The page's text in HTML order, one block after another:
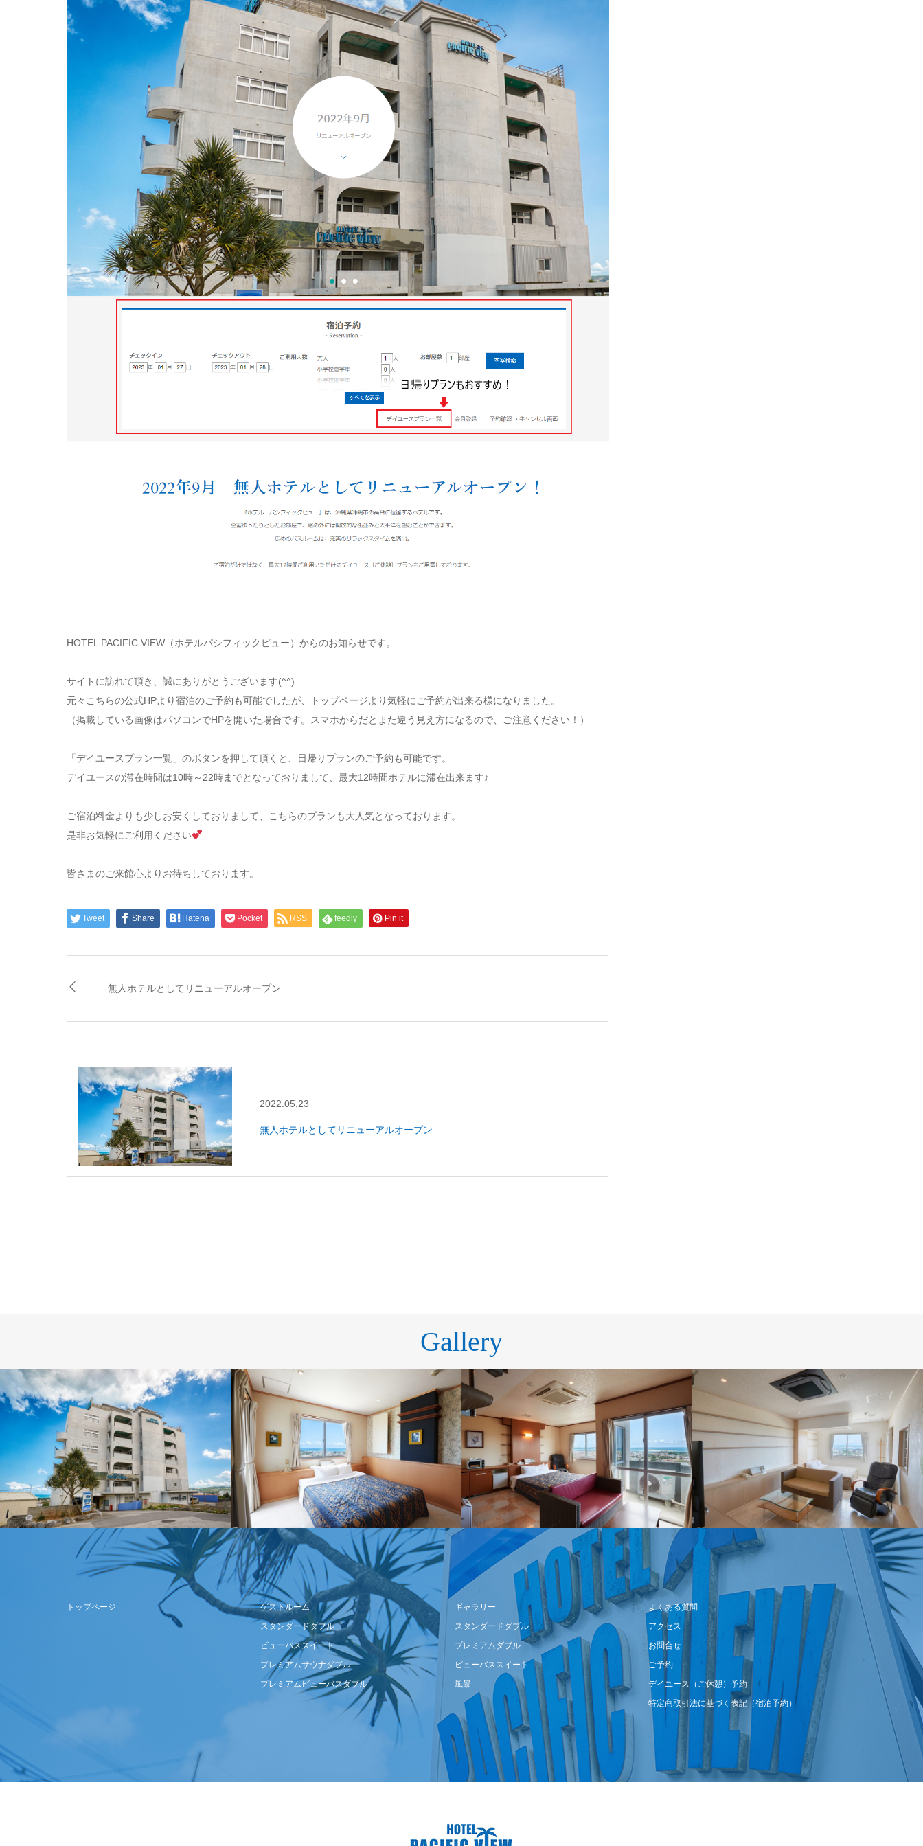
HOTEL PACIFIC VIEW（ホテルパシフィックビュー）からのお知らせです。
サイトに訪れて頂き、誠にありがとうございます(^^)
元々こちらの公式HPより宿泊のご予約も可能でしたが、トップページより気軽にご予約が出来る様になりました。
（掲載している画像はパソコンでHPを開いた場合です。スマホからだとまた違う見え方になるので、ご注意ください！）
「デイユースプラン一覧」のボタンを押して頂くと、日帰りプランのご予約も可能です。
デイユースの滞在時間は10時～22時までとなっておりまして、最大12時間ホテルに滞在出来ます♪
ご宿泊料金よりも少しお安くしておりまして、こちらのプランも大人気となっております。
是非お気軽にご利用ください
皆さまのご来館心よりお待ちしております。
Tweet Share Hatena Pocket RSS feedly Pin it
無人ホテルとしてリニューアルオープン
2022.05.23
無人ホテルとしてリニューアルオープン
Gallery
トップページ
ゲストルーム
スタンダードダブル
ビューバススイート
プレミアムサウナダブル
プレミアムビューバスダブル
ギャラリー
スタンダードダブル
プレミアムダブル
ビューバススイート
風景
よくある質問
アクセス
お問合せ
ご予約
デイユース（ご休憩）予約
特定商取引法に基づく表記（宿泊予約）